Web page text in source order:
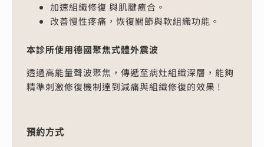
加速組織修復 與肌腱癒合。
改善慢性疼痛，恢復關節與軟組織功能。
本診所使用德國聚焦式體外震波
透過高能量聲波聚焦，傳遞至病灶組織深層，能夠
精準刺激修復機制達到減痛與組織修復的效果 !
預約方式